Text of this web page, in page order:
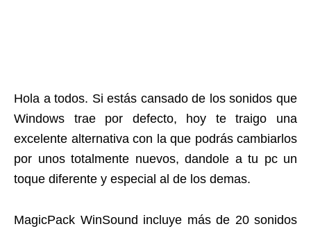
Hola a todos. Si estás cansado de los sonidos que
Windows trae por defecto, hoy te traigo una
excelente alternativa con la que podrás cambiarlos
por unos totalmente nuevos, dandole a tu pc un
toque diferente y especial al de los demas.
MagicPack WinSound incluye más de 20 sonidos